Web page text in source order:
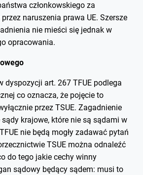
członkowskiego za
naruszenia prawa UE. Szersze
nie mieści się jednak w
opracowania.
dyspozycji art. 267 TFUE podlega
co oznacza, że pojęcie to
przez TSUE. Zagadnienie
krajowe, które nie są sądami w
nie będą mogły zadawać pytań
TSUE można odnaleźć
do tego jakie cechy winny
sądowy będący sądem: musi to